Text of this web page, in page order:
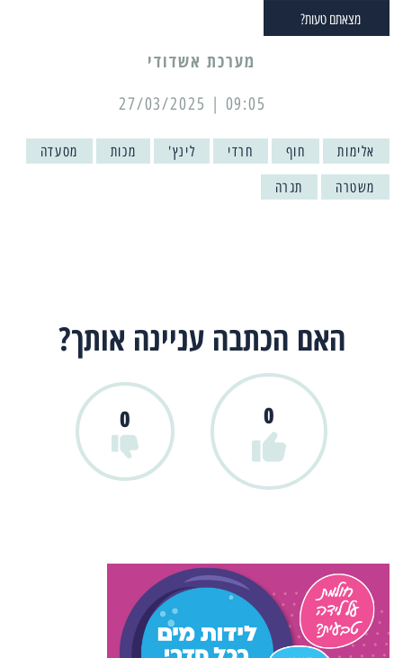
מצאתם טעות?
מערכת אשדודי
09:05 | 27/03/2025
אלימות חוף חרדי לינץ' מכות מסעדה
משטרה תגרה
האם הכתבה עניינה אותך?
0
0